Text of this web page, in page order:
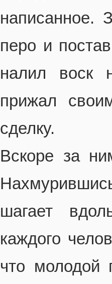
написанное.
перо и
налил воск
прижал
сделку.
Вскоре за
шагает
каждого
что молодой